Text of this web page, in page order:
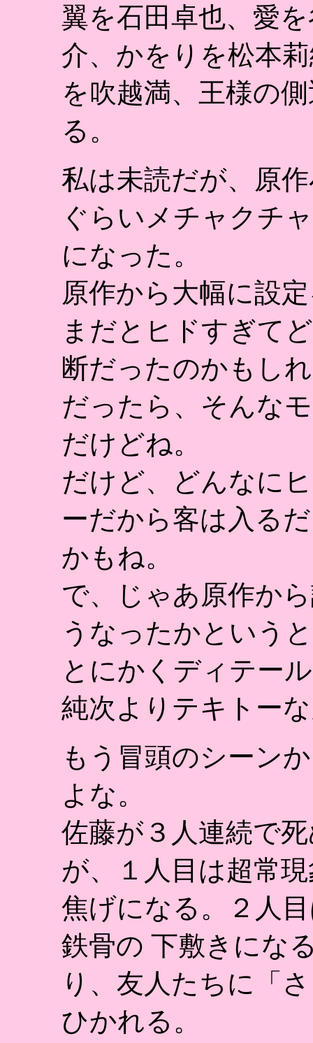
翼を石田卓也、愛
介、かをりを松本
を吹越満、王様の
る。
私は未読だが、原
ぐらいメチャクチ
になった。
原作から大幅に設
まだとヒドすぎて
断だったのかもし
だったら、そんな
だけどね。
だけど、どんなに
ーだから客は入る
かもね。
で、じゃあ原作か
うなったかという
とにかくディテー
純次よりテキトー
もう冒頭のシーン
よな。
佐藤が３人連続で
が、１人目は超常
焦げになる。２人
鉄骨の 下敷きにな
り、友人たちに「
ひかれる。